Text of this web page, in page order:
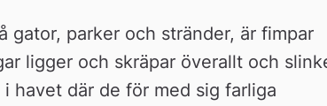
gator, parker och stränder, är fimpar
ligger och skräpar överallt och
havet där de för med sig farliga